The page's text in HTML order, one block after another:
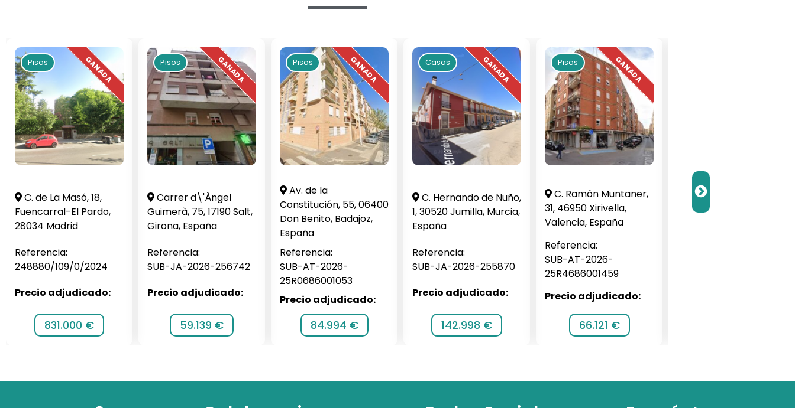
Pisos
C. de La Masó, 18,
Fuencarral-El Pardo,
28034 Madrid
Referencia:
248880/109/0/2024
Precio adjudicado:
831.000 €
Pisos
Carrer d\'Àngel
Guimerà, 75, 17190 Salt,
Girona, España
Referencia:
SUB-JA-2026-256742
Precio adjudicado:
59.139 €
Pisos
Av. de la
Constitución, 55, 06400
Don Benito, Badajoz,
España
Referencia:
SUB-AT-2026-
25R0686001053
Precio adjudicado:
84.994 €
Casas
C. Hernando de Nuño,
1, 30520 Jumilla, Murcia,
España
Referencia:
SUB-JA-2026-255870
Precio adjudicado:
142.998 €
Pisos
C. Ramón Muntaner,
31, 46950 Xirivella,
Valencia, España
Referencia:
SUB-AT-2026-
25R4686001459
Precio adjudicado:
66.121 €
Barrio Veneziola G, 1,
San Javier, Murcia,